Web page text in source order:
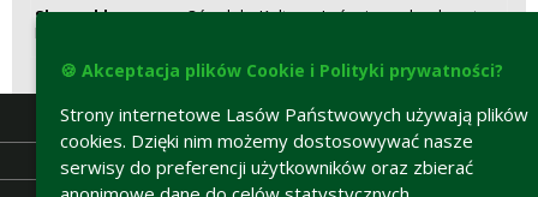
Słowa kluczowe:Ośrodek Kultury Leśnej, park-arboretum,
Pokazowa zagroda zwierząt, żubr, układ przestrzenny
🍪 Akceptacja plików Cookie i Polityki prywatności?
Strony internetowe Lasów Państwowych używają plików
cookies. Dzięki nim możemy dostosowywać nasze
serwisy do preferencji użytkowników oraz zbierać